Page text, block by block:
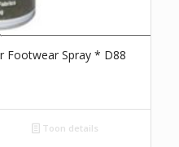
Footwear Spray * D88
Toon details